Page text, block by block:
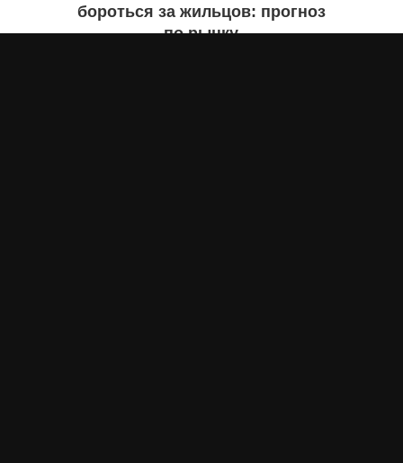
бороться за жильцов: прогноз
по рынку